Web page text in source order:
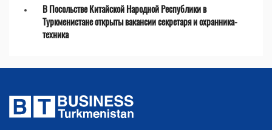
В Посольстве Китайской Народной Республики в
Туркменистане открыты вакансии секретаря и охранника-
техника